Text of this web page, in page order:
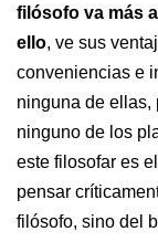
filósofo va más
ello, ve sus
conveniencias e
ninguna de ellas,
ninguno de los
este filosofar es
pensar
filósofo, sino del